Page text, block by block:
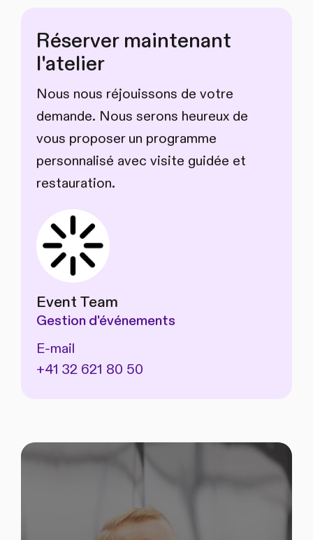
Réserver maintenant
l'atelier
Nous nous réjouissons de votre
demande. Nous serons heureux de
vous proposer un programme
personnalisé avec visite guidée et
restauration.
Event Team
Gestion d'événements
E-mail
+41 32 621 80 50